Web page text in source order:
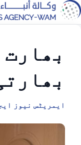
بھارتی
ایمریٹس نیوز